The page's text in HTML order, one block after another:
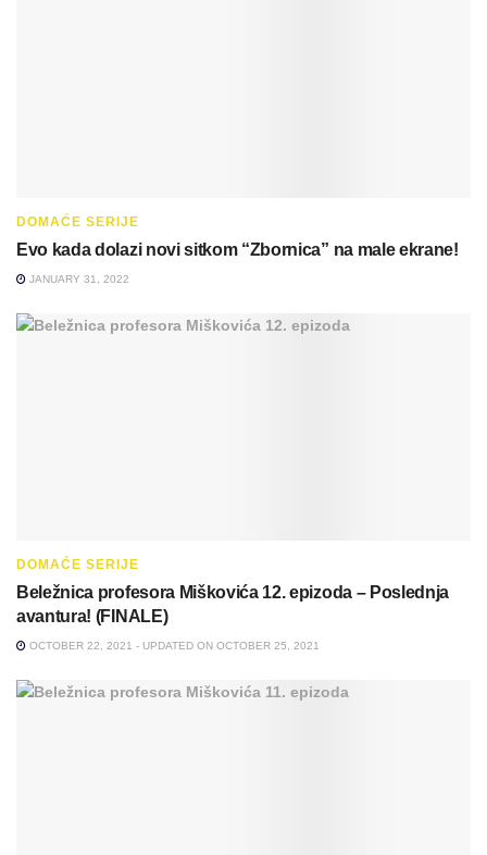
DOMAĆE SERIJE
Evo kada dolazi novi sitkom “Zbornica” na male ekrane!
JANUARY 31, 2022
DOMAĆE SERIJE
Beležnica profesora Miškovića 12. epizoda – Poslednja
avantura! (FINALE)
OCTOBER 22, 2021 - UPDATED ON OCTOBER 25, 2021